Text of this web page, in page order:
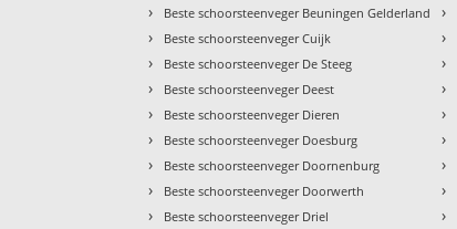
› Beste schoorsteenveger Beuningen Gelderland
› Beste schoorsteenveger Cuijk
› Beste schoorsteenveger De Steeg
› Beste schoorsteenveger Deest
› Beste schoorsteenveger Dieren
› Beste schoorsteenveger Doesburg
› Beste schoorsteenveger Doornenburg
› Beste schoorsteenveger Doorwerth
› Beste schoorsteenveger Driel
›
›
›
›
›
›
›
›
›